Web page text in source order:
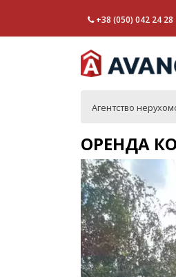
+38 (050) 042 24 28
Агентство
ОРЕНДА